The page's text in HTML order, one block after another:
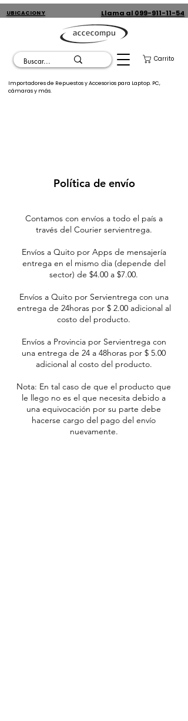
UBICACION Y
Llama al 099-911-11-54
Carrito
Importadores de Repuestos y Accesorios para Laptop. PC,
cámaras y más.
Política de envío
Contamos con envíos a todo el país a
través del Courier servientrega.
Envíos a Quito por Apps de mensajería
entrega en el mismo dia (depende del
sector) de $4.00 a $7.00.
Envíos a Quito por Servientrega con una
entrega de 24horas por $ 2.00 adicional al
costo del producto.
Envíos a Provincia por Servientrega con
una entrega de 24 a 48horas por $ 5.00
adicional al costo del producto.
Nota: En tal caso de que el producto que
le llego no es el que necesita debido a
una equivocación por su parte debe
hacerse cargo del pago del envío
nuevamente.